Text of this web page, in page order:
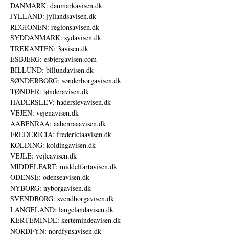
DANMARK: danmarkavisen.dk
JYLLAND: jyllandsavisen.dk
REGIONEN: regionsavisen.dk
SYDDANMARK: sydavisen.dk
TREKANTEN: 3avisen.dk
ESBJERG: esbjergavisen.com
BILLUND: billundavisen.dk
SØNDERBORG: sønderborgavisen.dk
TØNDER: tønderavisen.dk
HADERSLEV: haderslevavisen.dk
VEJEN: vejenavisen.dk
AABENRAA: aabenraaavisen.dk
FREDERICIA: fredericiaavisen.dk
KOLDING: koldingavisen.dk
VEJLE: vejleavisen.dk
MIDDELFART: middelfartavisen.dk
ODENSE: odenseavisen.dk
NYBORG: nyborgavisen.dk
SVENDBORG: svendborgavisen.dk
LANGELAND: langelandavisen.dk
KERTEMINDE: kertemindeavisen.dk
NORDFYN: nordfynsavisen.dk